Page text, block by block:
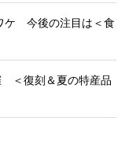
ケ 今後の注目は＜食
＜復刻＆夏の特産品